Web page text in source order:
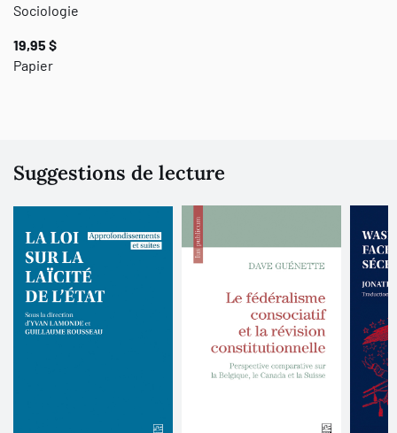
Sociologie
19,95 $
Papier
Suggestions de lecture